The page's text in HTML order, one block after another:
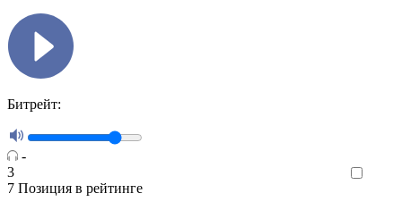
Битрейт:
-
3
7 Позиция в рейтинге